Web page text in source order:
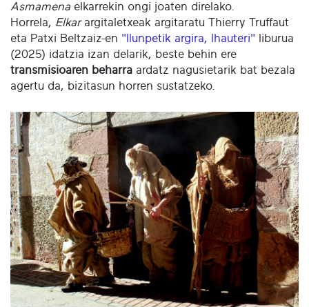
Asmamena elkarrekin ongi joaten direlako.
Horrela, Elkarargitaletxeak argitaratu Thierry Truffaut
eta Patxi Beltzaiz-en "Ilunpetik argira, Ihauteri" liburua
(2025) idatzia izan delarik, beste behin ere
transmisioaren beharra ardatz nagusietarik bat bezala
agertu da, bizitasun horren sustatzeko.